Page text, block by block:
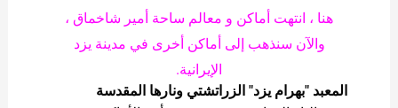
هنا ، انتهت أماكن و معالم ساحة أمير شاخماق ،
والآن سنذهب إلى أماكن أخرى في مدينة يزد
الإيرانية.
المعبد "بهرام يزد" الزراتشتي ونارها المقدسة